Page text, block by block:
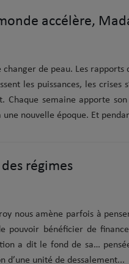
accélère,
de peau. Les rapports
les puissances, les crises
Chaque semaine apporte
nouvelle époque. Et
régimes
nous amène parfois à
pouvoir bénéficier de
a dit le fond de sa…
d’une unité de dessalement...